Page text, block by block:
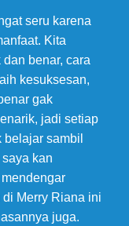
seru karena
Kita
benar, cara
kesuksesan,
gak
jadi setiap
sambil
kan
Merry Riana ini
juga.